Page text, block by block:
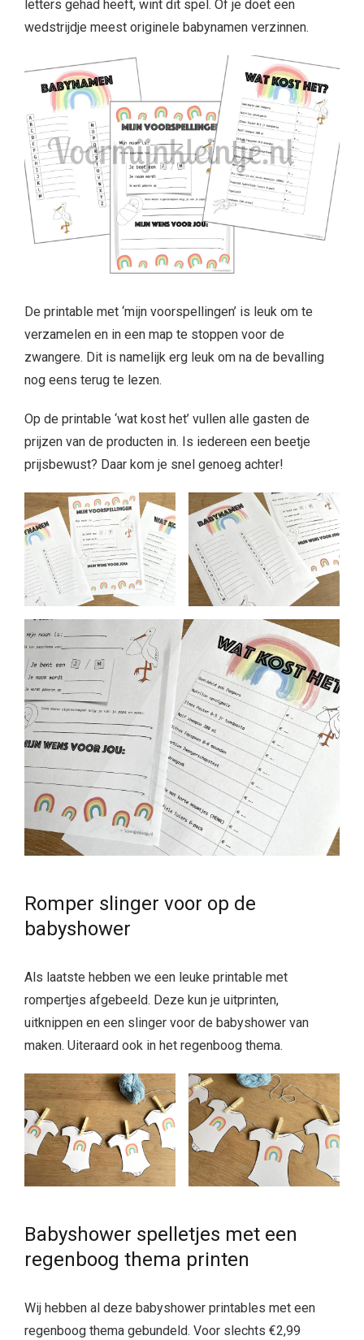
letters gehad heeft, wint dit spel. Of je doet een
wedstrijdje meest originele babynamen verzinnen.
De printable met ‘mijn voorspellingen’ is leuk om te
verzamelen en in een map te stoppen voor de
zwangere. Dit is namelijk erg leuk om na de bevalling
nog eens terug te lezen.
Op de printable ‘wat kost het’ vullen alle gasten de
prijzen van de producten in. Is iedereen een beetje
prijsbewust? Daar kom je snel genoeg achter!
Romper slinger voor op de
babyshower
Als laatste hebben we een leuke printable met
rompertjes afgebeeld. Deze kun je uitprinten,
uitknippen en een slinger voor de babyshower van
maken. Uiteraard ook in het regenboog thema.
Babyshower spelletjes met een
regenboog thema printen
Wij hebben al deze babyshower printables met een
regenboog thema gebundeld. Voor slechts €2,99